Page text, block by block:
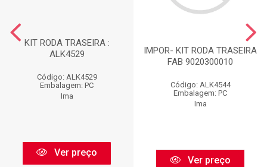
KIT RODA TRASEIRA :
ALK4529
Código: ALK4529
Embalagem: PC
Ima
Ver preço
IMPOR- KIT RODA TRASEIRA
FAB 9020300010
Código: ALK4544
Embalagem: PC
Ima
Ver preço